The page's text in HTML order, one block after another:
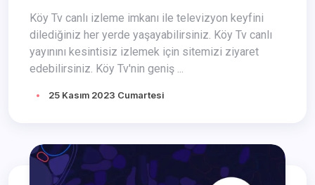
Köy Tv canlı izleme imkanı ile televizyon keyfini
dilediğiniz her yerde yaşayabilirsiniz. Köy Tv canlı
yayınını kesintisiz izlemek için sitemizi ziyaret
edebilirsiniz. Köy Tv'nin geniş ...
25 Kasım 2023 Cumartesi